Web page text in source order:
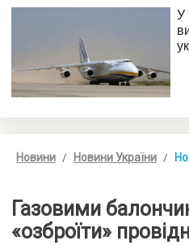
Новини Новини України
Газовими
«озброїти»